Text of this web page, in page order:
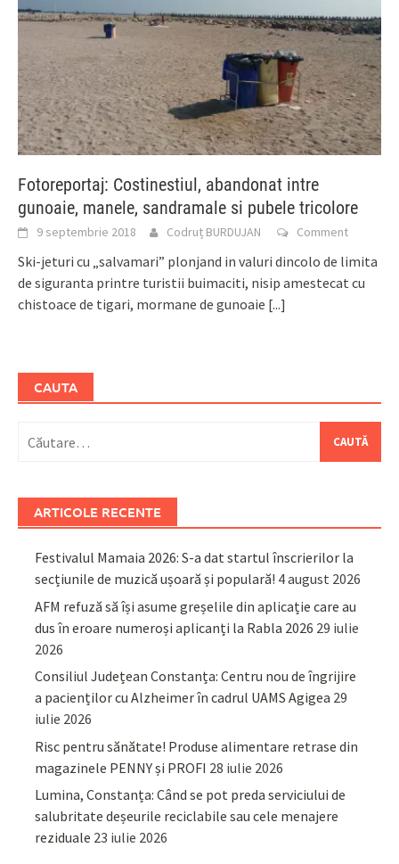
Fotoreportaj: Costinestiul, abandonat intre
gunoaie, manele, sandramale si pubele tricolore
9 septembrie 2018 Codruț BURDUJAN Comment
Ski-jeturi cu „salvamari” plonjand in valuri dincolo de limita
de siguranta printre turistii buimaciti, nisip amestecat cu
chistoace de tigari, mormane de gunoaie [...]
CAUTA
după:
ARTICOLE RECENTE
Festivalul Mamaia 2026: S-a dat startul înscrierilor la
secțiunile de muzică ușoară și populară! 4 august 2026
AFM refuză să își asume greșelile din aplicație care au
dus în eroare numeroși aplicanți la Rabla 2026 29 iulie
2026
Consiliul Județean Constanța: Centru nou de îngrijire
a pacienților cu Alzheimer în cadrul UAMS Agigea 29
iulie 2026
Risc pentru sănătate! Produse alimentare retrase din
magazinele PENNY și PROFI 28 iulie 2026
Lumina, Constanța: Când se pot preda serviciului de
salubritate deșeurile reciclabile sau cele menajere
reziduale 23 iulie 2026